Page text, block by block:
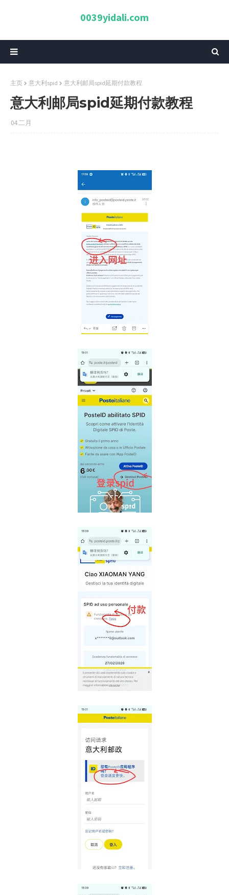
0039yidali.com
主页 意大利spid 意大利邮局spid延期付款教程
意大利邮局spid延期付款教程
04 二月